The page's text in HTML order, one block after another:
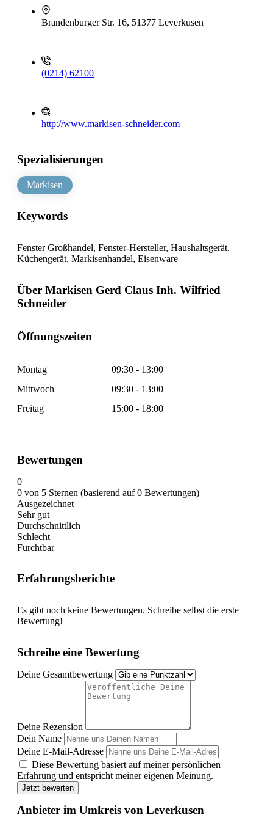
Brandenburger Str. 16, 51377 Leverkusen
(0214) 62100
http://www.markisen-schneider.com
Spezialisierungen
Markisen
Keywords
Fenster Großhandel, Fenster-Hersteller, Haushaltsgerät,
Küchengerät, Markisenhandel, Eisenware
Über Markisen Gerd Claus Inh. Wilfried
Schneider
Öffnungszeiten
Montag
09:30 - 13:00
Mittwoch
09:30 - 13:00
Freitag
15:00 - 18:00
Bewertungen
0
0 von 5 Sternen (basierend auf 0 Bewertungen)
Ausgezeichnet
Sehr gut
Durchschnittlich
Schlecht
Furchtbar
Erfahrungsberichte
Es gibt noch keine Bewertungen. Schreibe selbst die erste
Bewertung!
Schreibe eine Bewertung
Deine Gesamtbewertung
Deine Rezension
Dein Name
Deine E-Mail-Adresse
Diese Bewertung basiert auf meiner persönlichen
Erfahrung und entspricht meiner eigenen Meinung.
Jetzt bewerten
Anbieter im Umkreis von Leverkusen